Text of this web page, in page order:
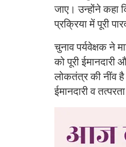
जाए। उन्होंने कहा
प्रक्रिया में पूरी
चुनाव पर्यवेक्षक ने
को पूरी ईमानदारी
लोकतंत्र की नींव है
ईमानदारी व